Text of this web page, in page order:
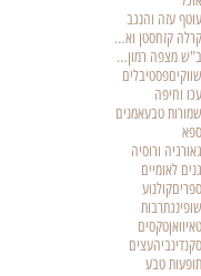
עוטף עזה והנגב
קרלה קזחסטן ואזרבייגאן
ב"ש מצפה רמון ואילת
שווקיםפסטיבלים
עכו וחיפה
שמורות טבעאמנים
ספא
גאורגיה ורוסיה
גנים לאומיים
ספריםקולנוע
שופינגתרבות
טאיוואןטקסים
סקנדינביהעצים
תופעות טבע